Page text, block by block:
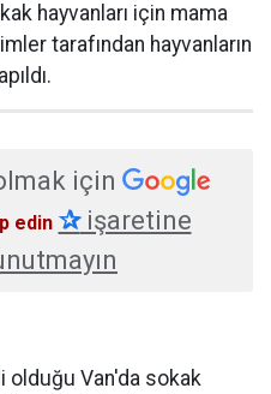
hayvanları için mama
tarafından hayvanların
için
edin ✰işaretine
olduğu Van'da sokak